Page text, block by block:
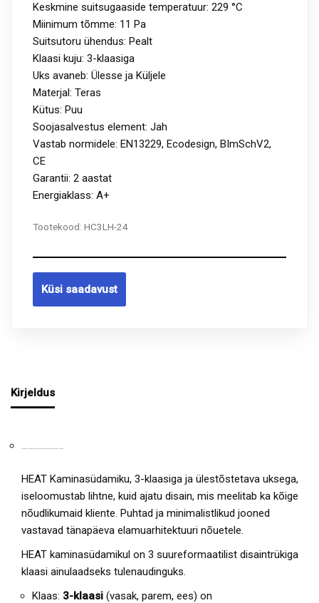
Keskmine suitsugaaside temperatuur: 229 °C
Miinimum tõmme: 11 Pa
Suitsutoru ühendus: Pealt
Klaasi kuju: 3-klaasiga
Uks avaneb: Ülesse ja Küljele
Materjal: Teras
Kütus: Puu
Soojasalvestus element: Jah
Vastab normidele: EN13229, Ecodesign, BImSchV2,
CE
Garantii: 2 aastat
Energiaklass: A+
Tootekood: HC3LH-24
Küsi saadavust
Kirjeldus
HEAT Kaminasüdamiku, 3-klaasiga ja ülestõstetava uksega,
iseloomustab lihtne, kuid ajatu disain, mis meelitab ka kõige
nõudlikumaid kliente. Puhtad ja minimalistlikud jooned
vastavad tänapäeva elamuarhitektuuri nõuetele.
HEAT kaminasüdamikul on 3 suureformaatilist disaintrükiga
klaasi ainulaadseks tulenaudinguks.
Klaas: 3-klaasi (vasak, parem, ees) on